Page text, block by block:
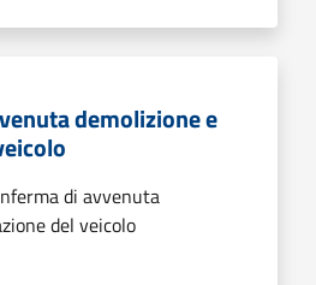
demolizione e
di avvenuta
del veicolo